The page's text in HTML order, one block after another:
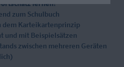
lernen!
zum Schulbuch
dem Karteikartenprinzip
und mit Beispielsätzen
zwischen mehreren Geräten